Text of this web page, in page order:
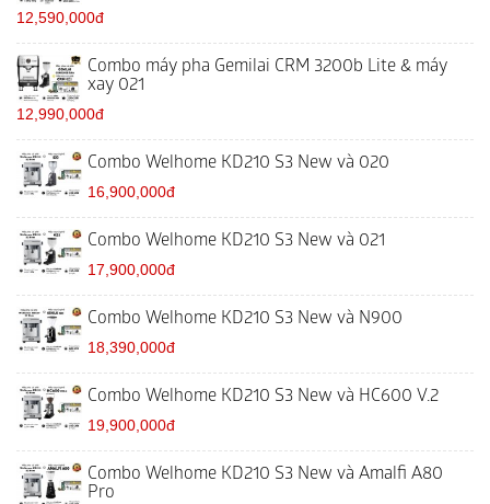
12,590,000đ
Combo máy pha Gemilai CRM 3200b Lite & máy
xay 021
12,990,000đ
Combo Welhome KD210 S3 New và 020
16,900,000đ
Combo Welhome KD210 S3 New và 021
17,900,000đ
Combo Welhome KD210 S3 New và N900
18,390,000đ
Combo Welhome KD210 S3 New và HC600 V.2
19,900,000đ
Combo Welhome KD210 S3 New và Amalfi A80
Pro